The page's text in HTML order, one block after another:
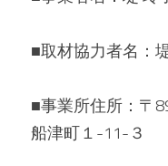
■取材協力者名：
■事業所住所：〒
船津町１-11-３